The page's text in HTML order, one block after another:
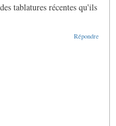
tablatures récentes qu'ils
Répondre